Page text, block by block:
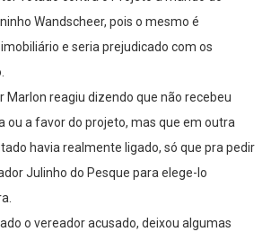
Wandscheer, pois o mesmo é
e seria prejudicado com os
Marlon reagiu dizendo que não recebeu
ou a favor do projeto, mas que em outra
havia realmente ligado, só que pra pedir
Julinho do Pesque para elege-lo
o vereador acusado, deixou algumas